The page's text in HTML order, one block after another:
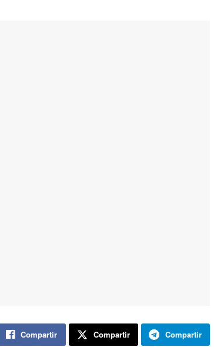
Compartir Compartir Compartir